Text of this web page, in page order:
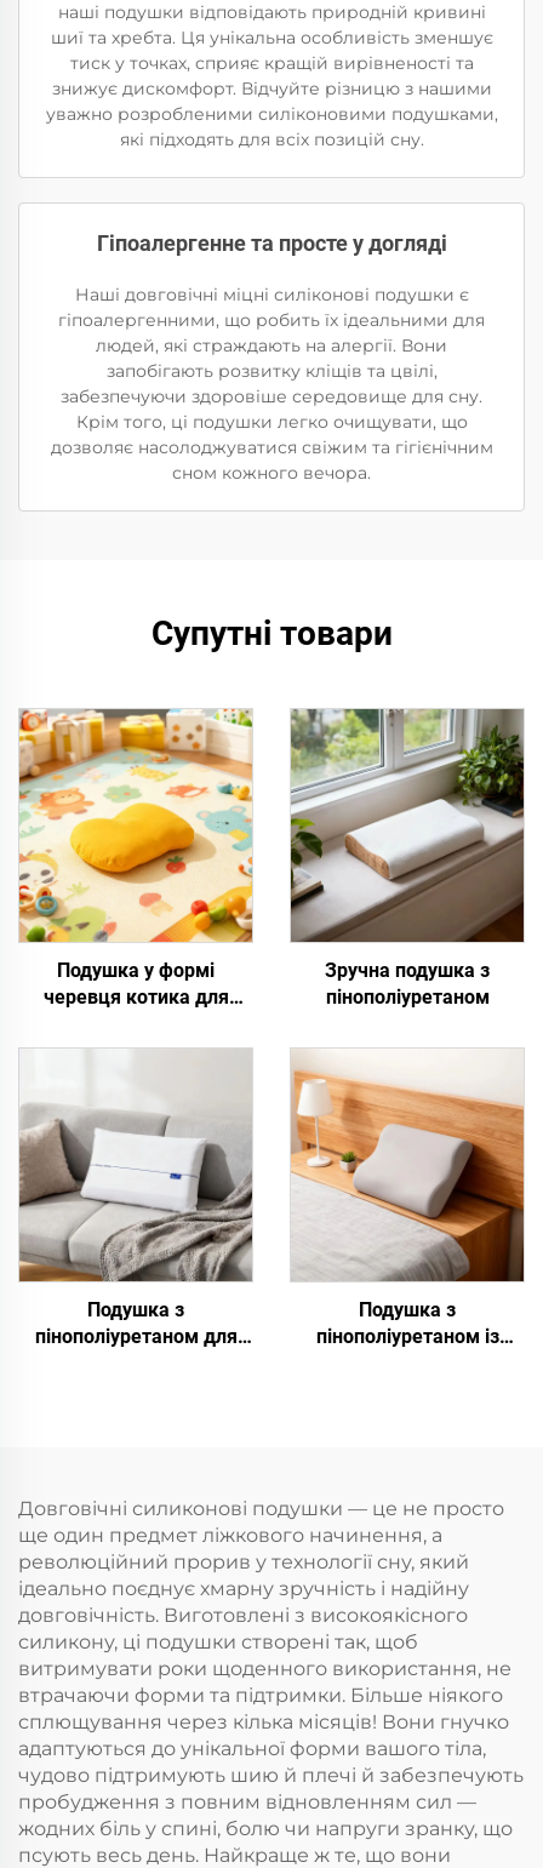
наші подушки відповідають природній кривині
шиї та хребта. Ця унікальна особливість зменшує
тиск у точках, сприяє кращій вирівненості та
знижує дискомфорт. Відчуйте різницю з нашими
уважно розробленими силіконовими подушками,
які підходять для всіх позицій сну.
Гіпоалергенне та просте у догляді
Наші довговічні міцні силіконові подушки є
гіпоалергенними, що робить їх ідеальними для
людей, які страждають на алергії. Вони
запобігають розвитку кліщів та цвілі,
забезпечуючи здоровіше середовище для сну.
Крім того, ці подушки легко очищувати, що
дозволяє насолоджуватися свіжим та гігієнічним
сном кожного вечора.
Супутні товари
Подушка у формі
черевця котика для
Зручна подушка з
пінополіуретаном
Подушка з
пінополіуретаном для
Подушка з
пінополіуретаном із
Довговічні силиконові подушки — це не просто
ще один предмет ліжкового начинення, а
революційний прорив у технології сну, який
ідеально поєднує хмарну зручність і надійну
довговічність. Виготовлені з високоякісного
силикону, ці подушки створені так, щоб
витримувати роки щоденного використання, не
втрачаючи форми та підтримки. Більше ніякого
сплющування через кілька місяців! Вони гнучко
адаптуються до унікальної форми вашого тіла,
чудово підтримують шию й плечі й забезпечують
пробудження з повним відновленням сил —
жодних біль у спині, болю чи напруги зранку, що
псують весь день. Найкраще ж те, що вони